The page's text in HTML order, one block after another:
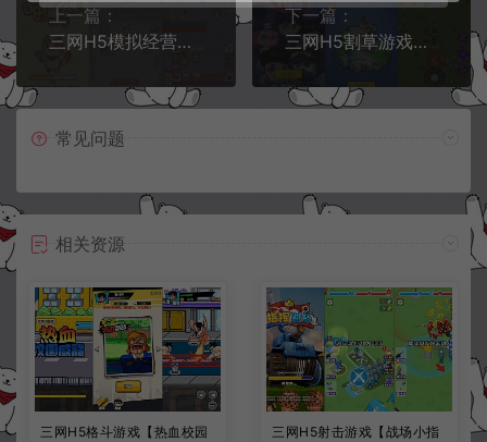
上一篇：
三网H5模拟经营游戏【喵大人物语H5】11月最新整理Linux手工服务端+Win一键服务端+逆向前端源码+解压即玩+简易安卓客户端+详细搭建教程
下一篇：
三网H5割草游戏【特工大战僵怪H5】11月最新整理Linux手工服务端+Win一键服务端+逆向前端源码+解压即玩+简易安卓客户端+详细搭建教程
常见问题
相关资源
三网H5格斗游戏【热血校园
三网H5射击游戏【战场小指